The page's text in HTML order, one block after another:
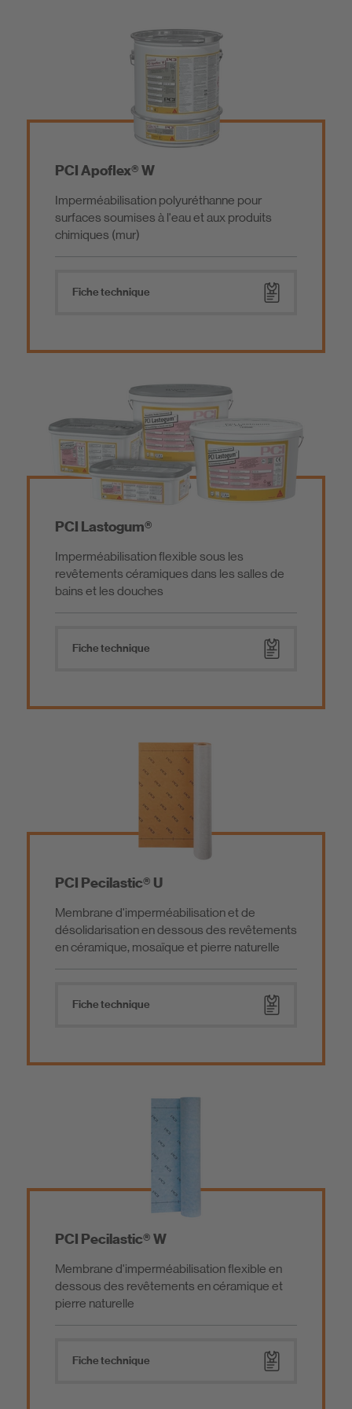
réparation
Chapes/Mortiers de scellement/revêtement
Colle de construction / Colles de montage
Produits à très faibles émissions
Colles à carrelage
Mortiers de jointoiement
Produits pour technique des sols
Ponts d’adhérence
Enduit fin
Imprégnation
Étanchement des ouvrages de construction
PCI Apoflex® W
Imperméabilisation polyuréthanne pour
surfaces soumises à l'eau et aux produits
chimiques (mur)
Fiche technique
PCI Lastogum®
Imperméabilisation flexible sous les
revêtements céramiques dans les salles de
bains et les douches
Fiche technique
PCI Pecilastic® U
Membrane d'imperméabilisation et de
désolidarisation en dessous des revêtements
en céramique, mosaïque et pierre naturelle
Fiche technique
PCI Pecilastic® W
Membrane d'imperméabilisation flexible en
dessous des revêtements en céramique et
pierre naturelle
Fiche technique